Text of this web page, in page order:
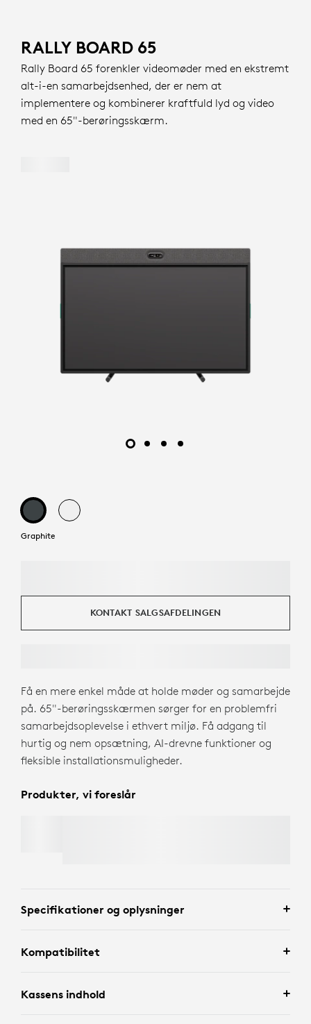
RALLY BOARD 65
Rally Board 65 forenkler videomøder med en ekstremt
alt-i-en samarbejdsenhed, der er nem at
implementere og kombinerer kraftfuld lyd og video
med en 65"-berøringsskærm.
Graphite
KONTAKT SALGSAFDELINGEN
Få en mere enkel måde at holde møder og samarbejde
på. 65"-berøringsskærmen sørger for en problemfri
samarbejdsoplevelse i ethvert miljø. Få adgang til
hurtig og nem opsætning, AI-drevne funktioner og
fleksible installationsmuligheder.
Produkter, vi foreslår
Specifikationer og oplysninger
Kompatibilitet
Kassens indhold